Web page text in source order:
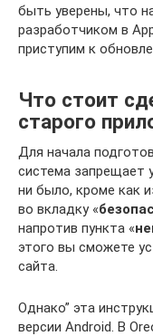
быть уверены, что
разработчиком в
приступим к
Что стоит
старого
Для начала
система запрещает
ни было, кроме как
во вкладку «
напротив пункта «
этого вы сможете
сайта.
Однако” эта
версии Android. В